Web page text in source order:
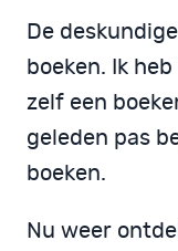
De
boeken. Ik
zelf een
geleden pas
boeken.
Nu weer